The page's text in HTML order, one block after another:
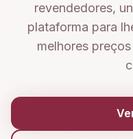
revendedores,
plataforma para
melhores